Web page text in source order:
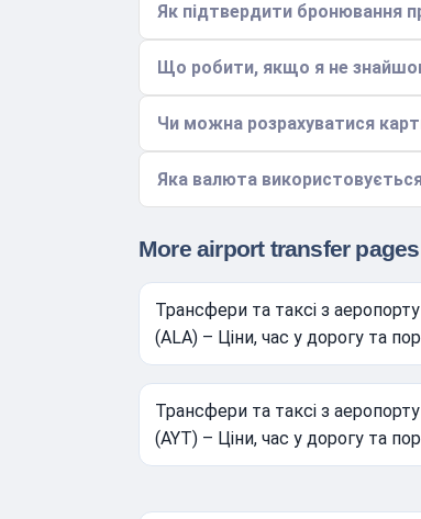
Як підтвердити бронювання
Що робити, якщо я не
Чи можна розрахуватися
Яка валюта
More airport transfer pages
Трансфери та таксі з
(ALA) – Ціни, час у дорогу та
Трансфери та таксі з аеропорту
(AYT) – Ціни, час у дорогу та